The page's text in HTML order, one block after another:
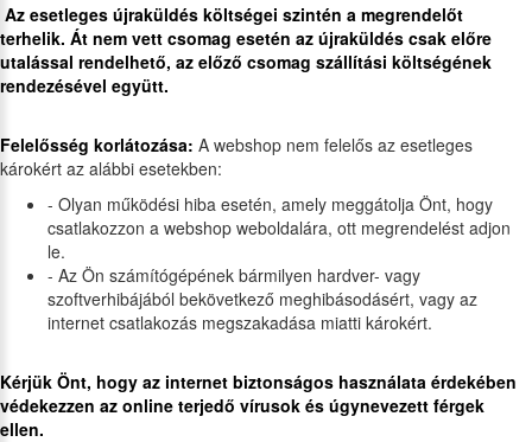
Az esetleges újraküldés költségei szintén a megrendelőt
terhelik. Át nem vett csomag esetén az újraküldés csak előre
utalással rendelhető, az előző csomag szállítási költségének
rendezésével együtt.
Felelősség korlátozása: A webshop nem felelős az esetleges
károkért az alábbi esetekben:
- Olyan működési hiba esetén, amely meggátolja Önt, hogy
csatlakozzon a webshop weboldalára, ott megrendelést adjon
le.
- Az Ön számítógépének bármilyen hardver- vagy
szoftverhibájából bekövetkező meghibásodásért, vagy az
internet csatlakozás megszakadása miatti károkért.
Kérjük Önt, hogy az internet biztonságos használata érdekében
védekezzen az online terjedő vírusok és úgynevezett férgek
ellen.